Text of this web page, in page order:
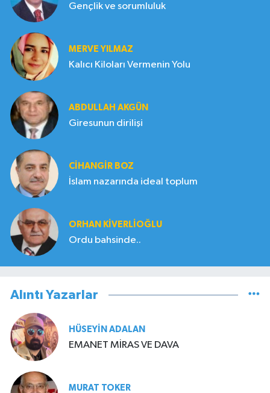
Gençlik ve sorumluluk
MERVE YILMAZ
Kalıcı Kiloları Vermenin Yolu
ABDULLAH AKGÜN
Giresunun dirilişi
CIHANGIR BOZ
İslam nazarında ideal toplum
ORHAN KIVERLIOĞLU
Ordu bahsinde..
Alıntı Yazarlar
HÜSEYIN ADALAN
EMANET MİRAS VE DAVA
MURAT TOKER